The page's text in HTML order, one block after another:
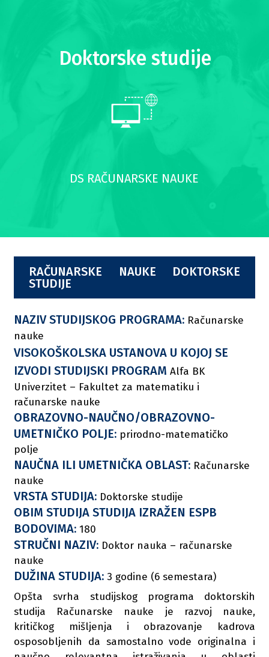
DS RAČUNARSKE NAUKE
Doktorske studije
RAČUNARSKE NAUKE DOKTORSKE
STUDIJE
NAZIV STUDIJSKOG PROGRAMA: Računarske
nauke
VISOKOŠKOLSKA USTANOVA U KOJOJ SE
IZVODI STUDIJSKI PROGRAM Alfa BK
Univerzitet – Fakultet za matematiku i
računarske nauke
OBRAZOVNO-NAUČNO/OBRAZOVNO-
UMETNIČKO POLJE: prirodno-matematičko
polje
NAUČNA ILI UMETNIČKA OBLAST: Računarske
nauke
VRSTA STUDIJA: Doktorske studije
OBIM STUDIJA STUDIJA IZRAŽEN ESPB
BODOVIMA: 180
STRUČNI NAZIV: Doktor nauka – računarske
nauke
DUŽINA STUDIJA: 3 godine (6 semestara)
Opšta svrha studijskog programa doktorskih
studija Računarske nauke je razvoj nauke,
kritičkog mišljenja i obrazovanje kadrova
osposobljenih da samostalno vode originalna i